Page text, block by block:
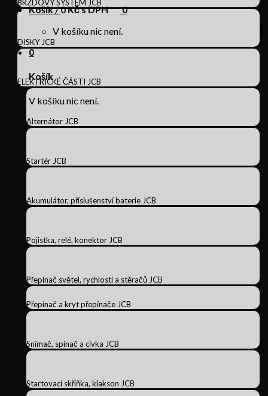
Košík /0Kč s DPH
0
V košíku nic není.
0
Košík
V košíku nic není.
BRZDOVÝ SYSTÉM JCB
DISKY JCB
ELEKTRICKÉ ČÁSTI JCB
Alternátor JCB
Startér JCB
Akumulátor, příslušenství baterie JCB
Pojistka, relé, konektor JCB
Přepínač světel, rychlosti a stěračů JCB
Přepínač a kryt přepínače JCB
Snímač, spínač a cívka JCB
Startovací skříňka, klakson JCB